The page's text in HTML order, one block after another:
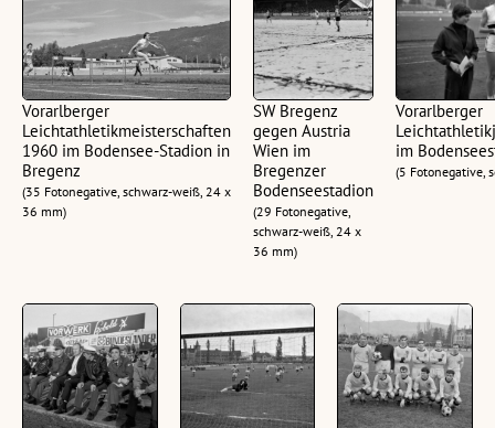
Vorarlberger
Leichtathletikmeisterschaften
1960 im Bodensee-Stadion in
Bregenz
(35 Fotonegative, schwarz-weiß, 24 x
36 mm)
SW Bregenz
gegen Austria
Wien im
Bregenzer
Bodenseestadion
(29 Fotonegative,
schwarz-weiß, 24 x
36 mm)
Vorarlberger
im
(5 Fotonegative,